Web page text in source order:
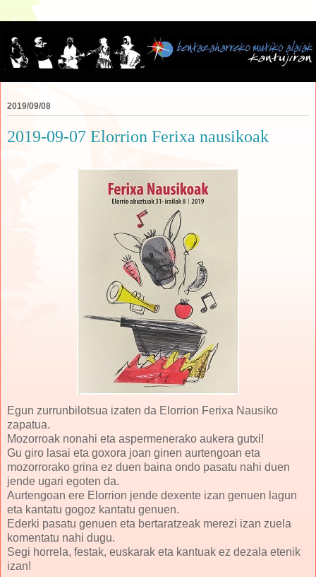
2019/09/08
2019-09-07 Elorrion Ferixa nausikoak
Egun zurrunbilotsua izaten da Elorrion Ferixa Nausiko
zapatua.
Mozorroak nonahi eta aspermenerako aukera gutxi!
Gu giro lasai eta goxora joan ginen aurtengoan eta
mozorrorako grina ez duen baina ondo pasatu nahi duen
jende ugari egoten da.
Aurtengoan ere Elorrion jende dexente izan genuen lagun
eta kantatu gogoz kantatu genuen.
Ederki pasatu genuen eta bertaratzeak merezi izan zuela
komentatu nahi dugu.
Segi horrela, festak, euskarak eta kantuak ez dezala etenik
izan!